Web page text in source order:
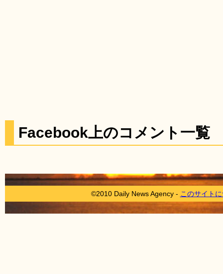
Facebook上のコメント一覧
©2010 Daily News Agency - このサイト